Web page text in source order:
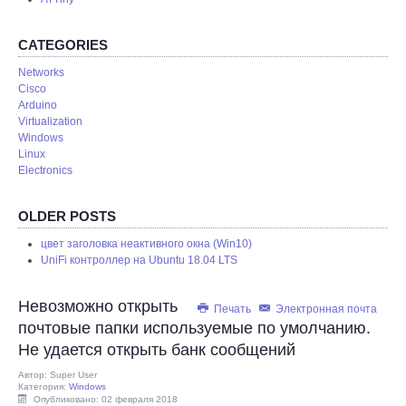
CATEGORIES
Networks
Cisco
Arduino
Virtualization
Windows
Linux
Electronics
OLDER POSTS
цвет заголовка неактивного окна (Win10)
UniFi контроллер на Ubuntu 18.04 LTS
Печать Электронная почта
Невозможно открыть
почтовые папки используемые по умолчанию.
Не удается открыть банк сообщений
Автор: Super User
Категория: Windows
Опубликовано: 02 февраля 2018